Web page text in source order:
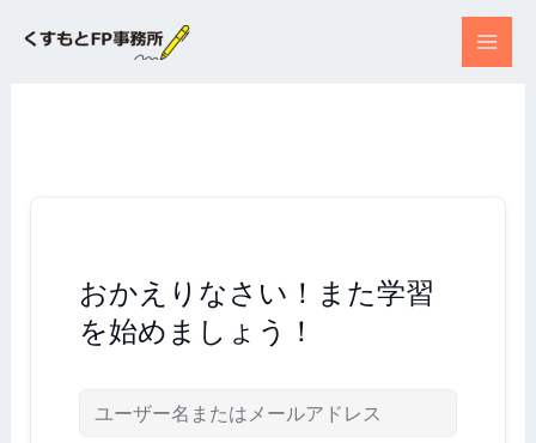
おかえりなさい！また学習
を始めましょう！